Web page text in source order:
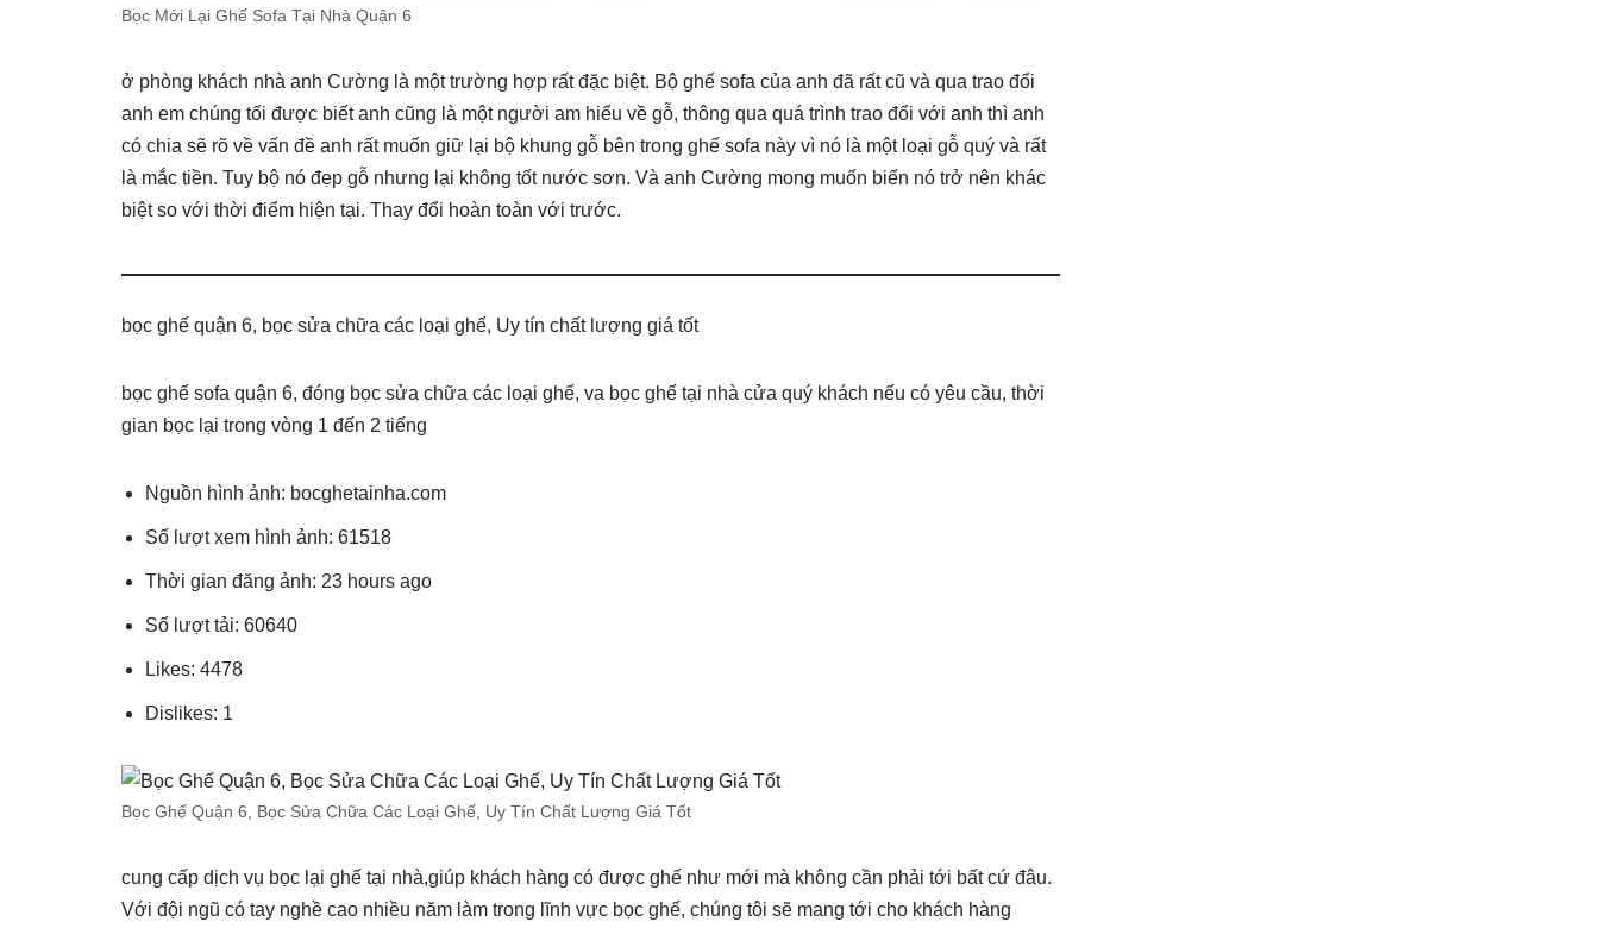
Bọc Mới Lại Ghế Sofa Tại Nhà Quận 6
ở phòng khách nhà anh Cường là một trường hợp rất đặc biệt. Bộ ghế sofa của anh đã rất cũ và qua trao đổi
anh em chúng tối được biết anh cũng là một người am hiểu về gỗ, thông qua quá trình trao đổi với anh thì anh
có chia sẽ rõ về vấn đề anh rất muốn giữ lại bộ khung gỗ bên trong ghế sofa này vì nó là một loại gỗ quý và rất
là mắc tiền. Tuy bộ nó đẹp gỗ nhưng lại không tốt nước sơn. Và anh Cường mong muốn biến nó trở nên khác
biệt so với thời điểm hiện tại. Thay đổi hoàn toàn với trước.
bọc ghế quận 6, bọc sửa chữa các loại ghế, Uy tín chất lượng giá tốt
bọc ghế sofa quận 6, đóng bọc sửa chữa các loại ghế, va bọc ghế tại nhà cửa quý khách nếu có yêu cầu, thời
gian bọc lại trong vòng 1 đến 2 tiếng
Nguồn hình ảnh: bocghetainha.com
Số lượt xem hình ảnh: 61518
Thời gian đăng ảnh: 23 hours ago
Số lượt tải: 60640
Likes: 4478
Dislikes: 1
Bọc Ghế Quận 6, Bọc Sửa Chữa Các Loại Ghế, Uy Tín Chất Lượng Giá Tốt
cung cấp dịch vụ bọc lại ghế tại nhà,giúp khách hàng có được ghế như mới mà không cần phải tới bất cứ đâu.
Với đội ngũ có tay nghề cao nhiều năm làm trong lĩnh vực bọc ghế, chúng tôi sẽ mang tới cho khách hàng